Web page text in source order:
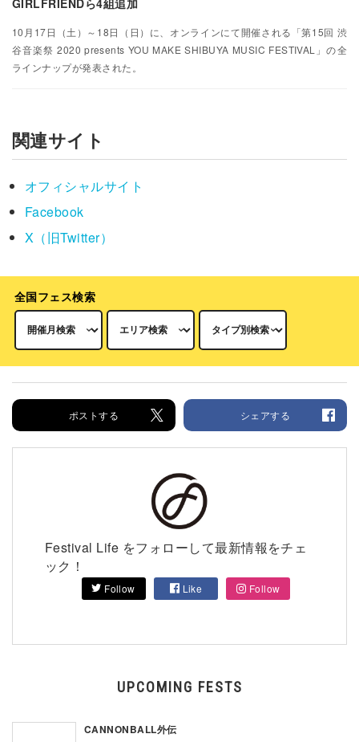
GIRLFRIENDら4組追加
10月17日（土）～18日（日）に、オンラインにて開催される「第15回 渋
谷音楽祭 2020 presents YOU MAKE SHIBUYA MUSIC FESTIVAL」の全
ラインナップが発表された。
関連サイト
オフィシャルサイト
Facebook
X（旧Twitter）
全国フェス検索
ポストする シェアする
Festival Life をフォローして最新情報をチェ
ック！
Follow Like Follow
UPCOMING FESTS
CANNONBALL外伝